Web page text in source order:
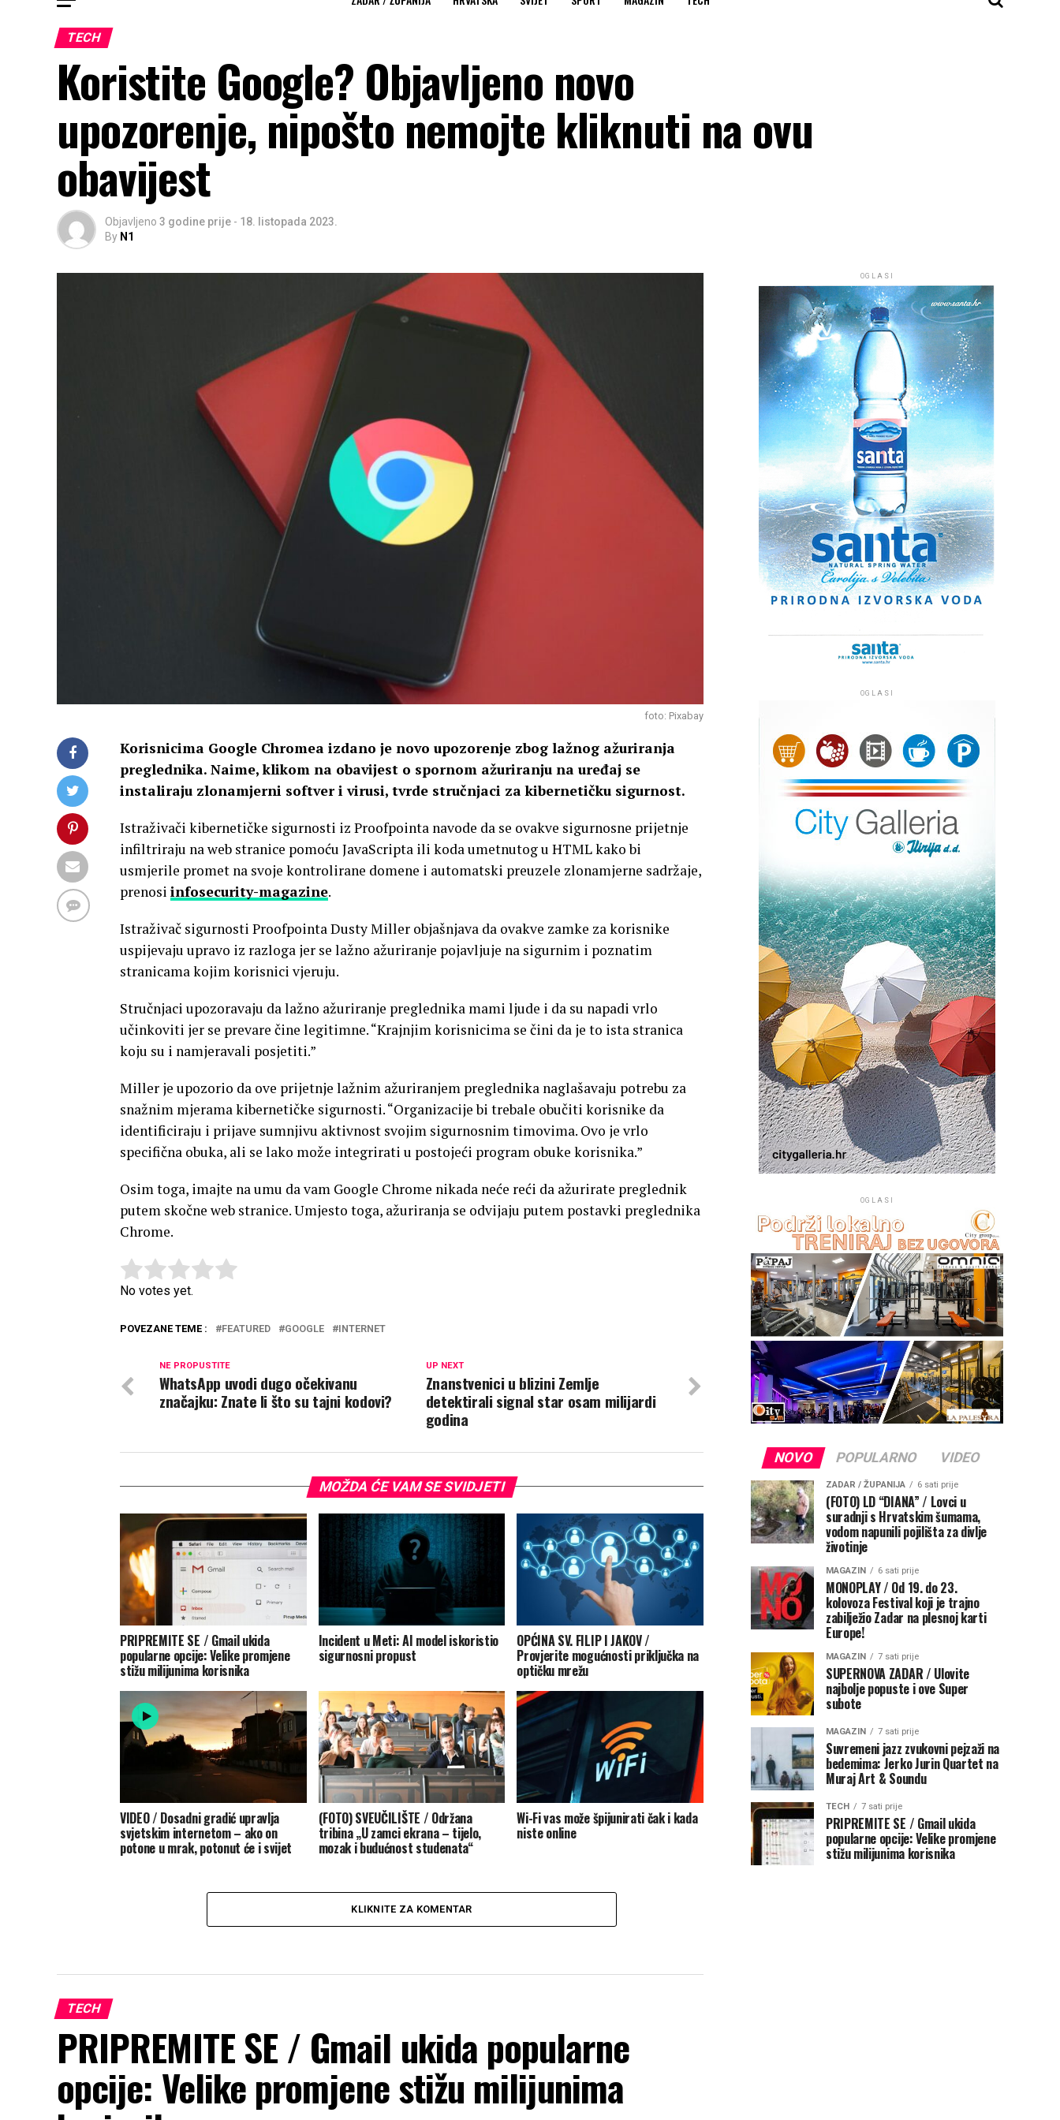
TECH
Koristite Google? Objavljeno novo
upozorenje, nipošto nemojte kliknuti na ovu
obavijest
Objavljeno 3 godine prije - 18. listopada 2023.
By N1
foto: Pixabay
Korisnicima Google Chromea izdano je novo upozorenje zbog lažnog ažuriranja
preglednika. Naime, klikom na obavijest o spornom ažuriranju na uređaj se
instaliraju zlonamjerni softver i virusi, tvrde stručnjaci za kibernetičku sigurnost.
Istraživači kibernetičke sigurnosti iz Proofpointa navode da se ovakve sigurnosne prijetnje
infiltriraju na web stranice pomoću JavaScripta ili koda umetnutog u HTML kako bi
usmjerile promet na svoje kontrolirane domene i automatski preuzele zlonamjerne sadržaje,
prenosi infosecurity-magazine.
Istraživač sigurnosti Proofpointa Dusty Miller objašnjava da ovakve zamke za korisnike
uspijevaju upravo iz razloga jer se lažno ažuriranje pojavljuje na sigurnim i poznatim
stranicama kojim korisnici vjeruju.
Stručnjaci upozoravaju da lažno ažuriranje preglednika mami ljude i da su napadi vrlo
učinkoviti jer se prevare čine legitimne. “Krajnjim korisnicima se čini da je to ista stranica
koju su i namjeravali posjetiti.”
Miller je upozorio da ove prijetnje lažnim ažuriranjem preglednika naglašavaju potrebu za
snažnim mjerama kibernetičke sigurnosti. “Organizacije bi trebale obučiti korisnike da
identificiraju i prijave sumnjivu aktivnost svojim sigurnosnim timovima. Ovo je vrlo
specifična obuka, ali se lako može integrirati u postojeći program obuke korisnika.”
Osim toga, imajte na umu da vam Google Chrome nikada neće reći da ažurirate preglednik
putem skočne web stranice. Umjesto toga, ažuriranja se odvijaju putem postavki preglednika
Chrome.
Rate this item:
No votes yet.
POVEZANE TEME : FEATURED GOOGLE INTERNET
UP NEXT
Znanstvenici u blizini Zemlje
detektirali signal star osam milijardi
godina
NE PROPUSTITE
WhatsApp uvodi dugo očekivanu
značajku: Znate li što su tajni kodovi?
MOŽDA ĆE VAM SE SVIDJETI
PRIPREMITE SE / Gmail ukida
popularne opcije: Velike promjene
stižu milijunima korisnika
Incident u Meti: AI model iskoristio
sigurnosni propust
OPĆINA SV. FILIP I JAKOV /
Provjerite mogućnosti priključka na
optičku mrežu
VIDEO / Dosadni gradić upravlja
svjetskim internetom – ako on
potone u mrak, potonut će i svijet
(FOTO) SVEUČILIŠTE / Održana
tribina „U zamci ekrana – tijelo,
mozak i budućnost studenata“
Wi-Fi vas može špijunirati čak i kada
niste online
KLIKNITE ZA KOMENTAR
TECH
PRIPREMITE SE / Gmail ukida popularne
opcije: Velike promjene stižu milijunima
OGLASI
OGLASI
OGLASI
NOVO POPULARNO VIDEO
ZADAR / ŽUPANIJA 6 sati prije
(FOTO) LD “DIANA” / Lovci u
suradnji s Hrvatskim šumama,
vodom napunili pojilišta za divlje
životinje
MAGAZIN 6 sati prije
MONOPLAY / Od 19. do 23.
kolovoza Festival koji je trajno
zabilježio Zadar na plesnoj karti
Europe!
MAGAZIN 7 sati prije
SUPERNOVA ZADAR / Ulovite
najbolje popuste i ove Super
subote
MAGAZIN 7 sati prije
Suvremeni jazz zvukovni pejzaži na
bedemima: Jerko Jurin Quartet na
Muraj Art & Soundu
TECH 7 sati prije
PRIPREMITE SE / Gmail ukida
popularne opcije: Velike promjene
stižu milijunima korisnika